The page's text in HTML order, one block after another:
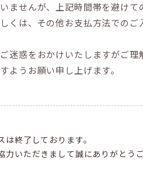
ませんが、上記時間帯を避けて
くは、その他お支払方法でのご
迷惑をおかけいたしますがご理
ようお願い申し上げます。
は終了しております。
力いただきまして誠にありがとう